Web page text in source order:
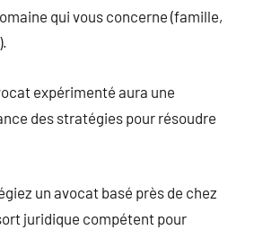
qui vous concerne (famille,
expérimenté aura une
des stratégies pour résoudre
un avocat basé près de chez
juridique compétent pour